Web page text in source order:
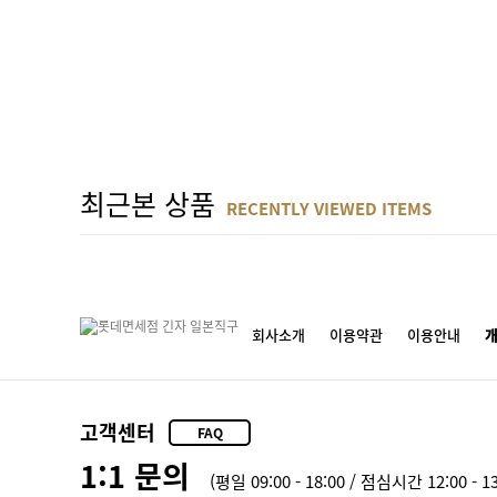
최근본 상품 RECENTLY VIEWED ITEMS
회사소개 이용약관 이용안내
고객센터 FAQ
1:1 문의 (평일 09:00 - 18:00 / 점심시간 12:00 -